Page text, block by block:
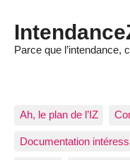
Parce que l’intendance,
Ah, le plan de l’IZ
Documentation